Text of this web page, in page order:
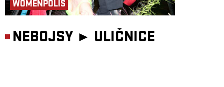
WOMENPOLIS
NEBOJSY ► ULIČNICE